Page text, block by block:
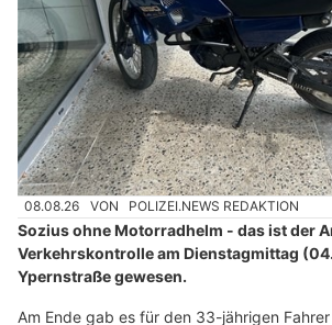
08.08.26 VON POLIZEI.NEWS REDAKTION
Sozius ohne Motorradhelm - das ist der
Verkehrskontrolle am Dienstagmittag
Ypernstraße gewesen.
Am Ende gab es für den 33-jährigen